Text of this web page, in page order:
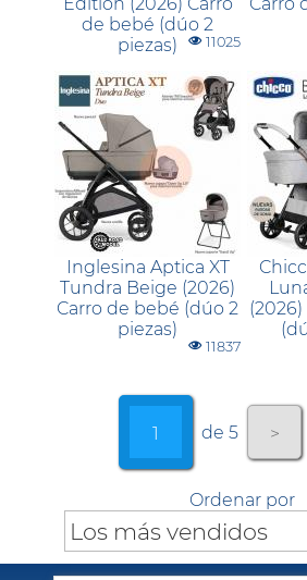
de bebé (dúo 2
piezas)
11025
Inglesina Aptica XT
Tundra Beige (2026)
Carro de bebé (dúo 2
piezas)
11837
1 de 5 >
Ordenar por